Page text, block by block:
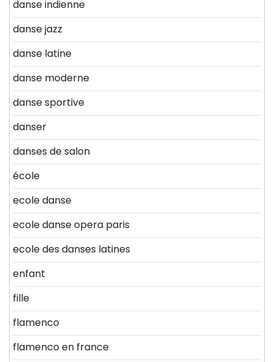
danse indienne
danse jazz
danse latine
danse moderne
danse sportive
danser
danses de salon
école
ecole danse
ecole danse opera paris
ecole des danses latines
enfant
fille
flamenco
flamenco en france